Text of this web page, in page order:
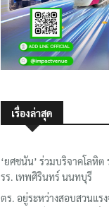
เรื่องล่าสุด
‘ยศชนัน’ ร่วมบริจาคโลหิต
รร. เทพศิรินทร์ นนทบุรี
ตร. อยู่ระหว่างสอบสวนแรง